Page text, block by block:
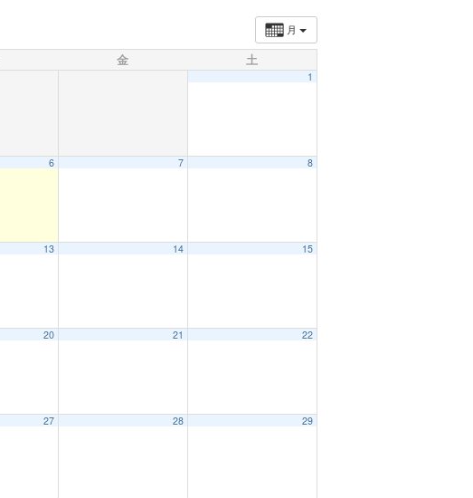
月
金 土
1
6 7 8
13 14 15
20 21 22
27 28 29